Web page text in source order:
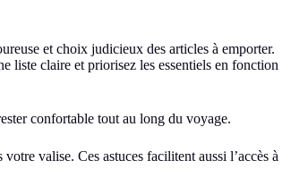
et choix judicieux des articles à emporter.
liste claire et priorisez les essentiels en fonction
confortable tout au long du voyage.
valise. Ces astuces facilitent aussi l’accès à